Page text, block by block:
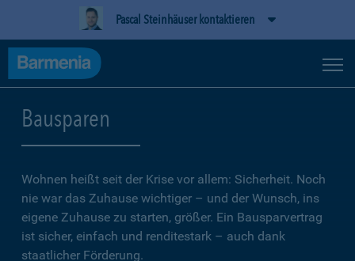
Pascal Steinhäuser kontaktieren
Bausparen
Wohnen heißt seit der Krise vor allem: Sicherheit. Noch
nie war das Zuhause wichtiger – und der Wunsch, ins
eigene Zuhause zu starten, größer. Ein Bausparvertrag
ist sicher, einfach und renditestark – auch dank
staatlicher Förderung.